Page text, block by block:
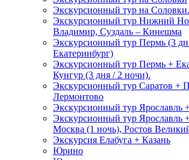
Экскурсионный тур на Соловки.
Экскурсионный тур Нижний
Владимир, Суздаль – Кинешма
Экскурсионный тур Пермь (3
Екатеринбург)
Экскурсионный тур Пермь +
Кунгур (3 дня / 2 ночи).
Экскурсионный тур Саратов +
Лермонтово
Экскурсионный тур Ярославль
Экскурсионный тур Ярославль
Москва (1 ночь), Ростов
Экскурсия Елабуга + Казань
Юрино